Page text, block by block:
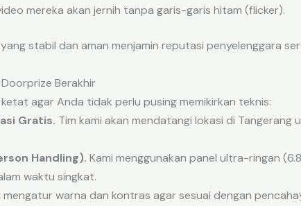
mereka akan jernih tanpa garis-garis hitam (flicker).
stabil dan aman menjamin reputasi penyelenggara
Berakhir
agar Anda tidak perlu pusing memikirkan teknis:
Gratis. Tim kami akan mendatangi lokasi di Tangerang
Handling). Kami menggunakan panel ultra-ringan
waktu singkat.
mengatur warna dan kontras agar sesuai dengan